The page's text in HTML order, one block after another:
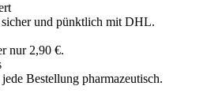
und pünktlich mit DHL.
nur 2,90 €.
jede Bestellung pharmazeutisch.